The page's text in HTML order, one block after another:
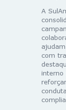
A
com
interno